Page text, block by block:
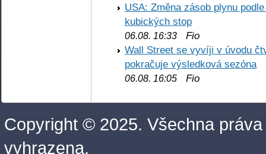
USA: Změna zásob plynu
kubických stop
06.08. 16:33 Fio
Wall Street se vyvíji v úvodu
pokračuje výsledková sezóna
06.08. 16:05 Fio
Copyright © 2025. Všechna práva
vyhrazena.